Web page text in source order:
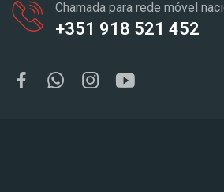
Chamada para rede móvel
+351 918 521 452